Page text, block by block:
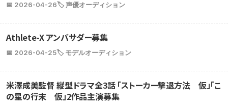
📅 2026-04-26🏷️ 声優オーディション
Athlete-X アンバサダー募集
📅 2026-04-25🏷️ モデルオーディション
米澤成美監督 縦型ドラマ全3話 「ストーカー撃退方法 仮」「こ
の星の行末 仮」2作品主演募集